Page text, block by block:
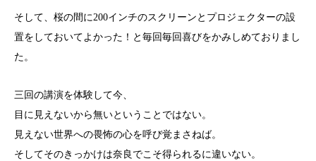
そして、桜の間に200インチのスクリーンとプロジェクターの設
置をしておいてよかった！と毎回毎回喜びをかみしめておりまし
た。
三回の講演を体験して今、
目に見えないから無いということではない。
見えない世界への畏怖の心を呼び覚まさねば。
そしてそのきっかけは奈良でこそ得られるに違いない。